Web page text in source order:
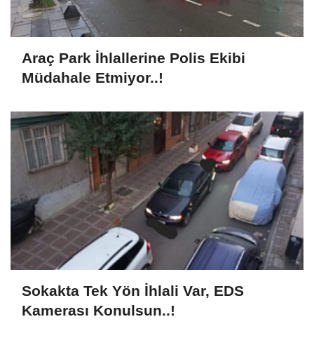
Araç Park İhlallerine Polis Ekibi
Müdahale Etmiyor..!
Sokakta Tek Yön İhlali Var, EDS
Kamerası Konulsun..!